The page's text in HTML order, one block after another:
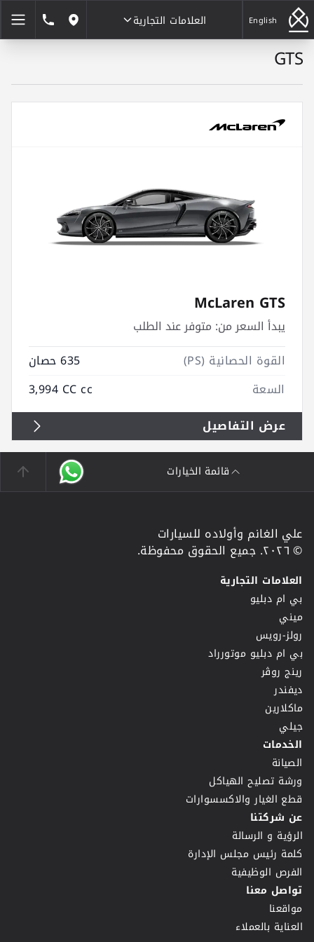
English
العلامات التجارية
مواقعنا
GTS
McLaren GTS
يبدأ السعر من: متوفر عند الطلب
القوة الحصانية (PS)
635 حصان
السعة
3,994 CC cc
عرض التفاصيل
قائمة الخيارات
علي الغانم وأولاده للسيارات
© ٢٠٢٦. جميع الحقوق محفوظة.
العلامات التجارية
بي ام دبليو
ميني
رولز-رويس
بي ام دبليو موتورراد
رينج روڤر
ديفندر
ماكلارين
جيلي
الخدمات
الصيانة
ورشة تصليح الهياكل
قطع الغيار والاكسسوارات
عن شركتنا
الرؤية و الرسالة
كلمة رئيس مجلس الإدارة
الفرص الوظيفية
تواصل معنا
مواقعنا
العناية بالعملاء